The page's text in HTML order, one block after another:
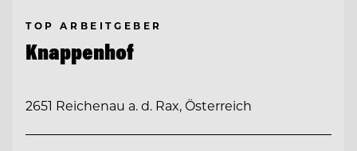
TOP ARBEITGEBER
Knappenhof
2651 Reichenau a. d. Rax, Österreich